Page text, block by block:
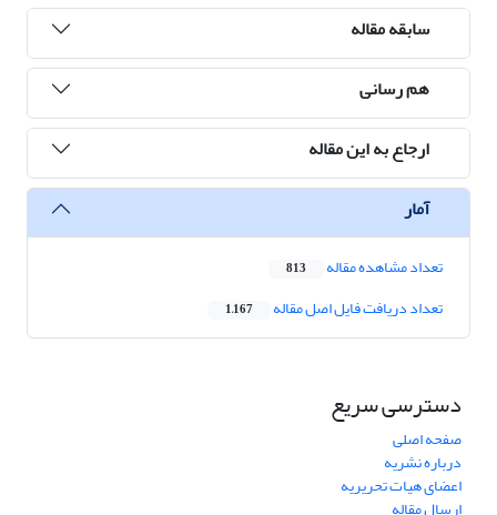
سابقه مقاله
هم رسانی
ارجاع به این مقاله
آمار
تعداد مشاهده مقاله 813
تعداد دریافت فایل اصل مقاله 1,167
دسترسی سریع
صفحه اصلی
درباره نشریه
اعضای هیات تحریریه